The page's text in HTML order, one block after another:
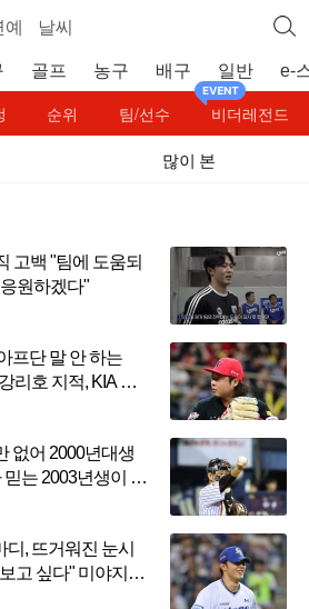
예 날씨
골프 농구 배구 일반 e-
순위 팀/선수 비더레전드
많이 본
고백 "팀에 도움되
원하겠다"
프단 말 안 하는
리호 지적, KIA 좌
없어 2000년대생
는 2003년생이 있
, 뜨거워진 눈시
고 싶다" 미야지의